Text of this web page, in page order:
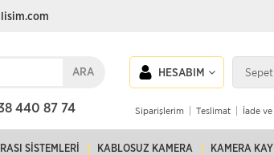
ARA
440 87 74
HESABIM
Siparişlerim Teslimat İade
SISTEMLERI KABLOSUZ KAMERA KAMERA